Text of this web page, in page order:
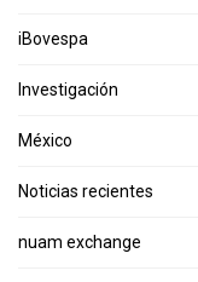
iBovespa
Investigación
México
Noticias recientes
nuam exchange